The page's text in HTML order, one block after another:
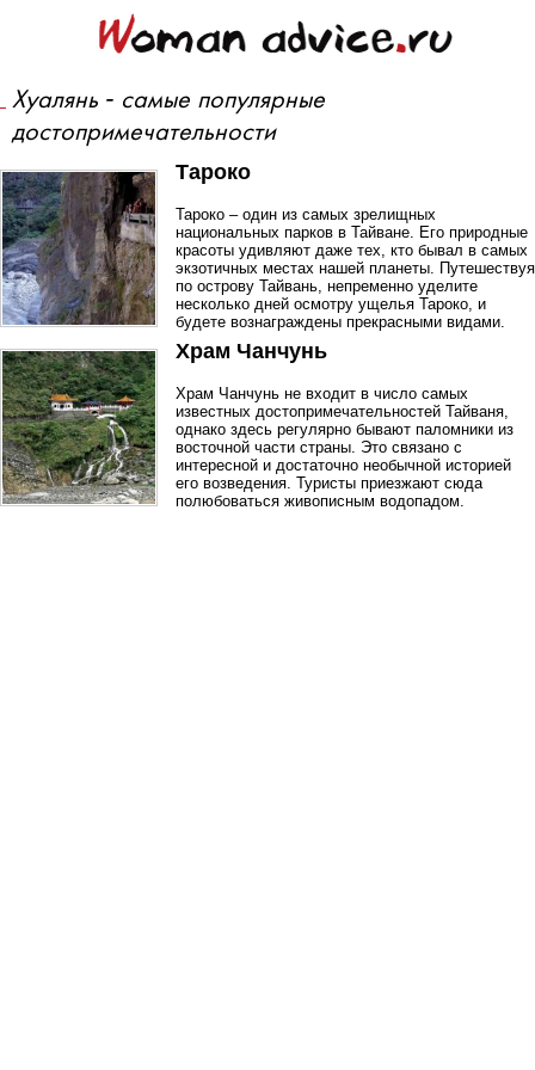
Хуалянь - самые популярные
достопримечательности
Тароко
Тароко – один из самых зрелищных
национальных парков в Тайване. Его природные
красоты удивляют даже тех, кто бывал в самых
экзотичных местах нашей планеты. Путешествуя
по острову Тайвань, непременно уделите
несколько дней осмотру ущелья Тароко, и
будете вознаграждены прекрасными видами.
Храм Чанчунь
Храм Чанчунь не входит в число самых
известных достопримечательностей Тайваня,
однако здесь регулярно бывают паломники из
восточной части страны. Это связано с
интересной и достаточно необычной историей
его возведения. Туристы приезжают сюда
полюбоваться живописным водопадом.